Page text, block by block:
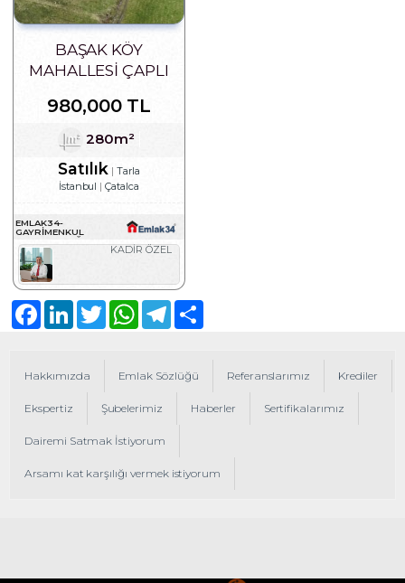
BAŞAK KÖY
MAHALLESI ÇAPLI
280 M2 ARSA
980,000 TL
280m²
Satılık
Tarla
İstanbul
Çatalca
EMLAK34-
GAYRIMENKUL
DANIŞMANLIĞI
KADİR ÖZEL
Hakkımızda Emlak Sözlüğü Referanslarımız Krediler
Ekspertiz Şubelerimiz Haberler Sertifikalarımız
Dairemi Satmak İstiyorum
Arsamı kat karşılığı vermek istiyorum
FacebookLinkedInTwitter WhatsAppTelegram